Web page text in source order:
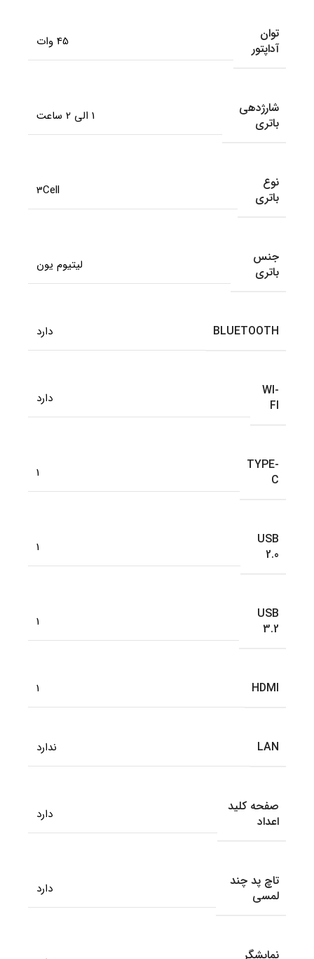
توان
آداپتور
45 وات
شارژدهی
باتری
1 الی 2 ساعت
نوع
باتری
3Cell
جنس
باتری
لیتیوم یون
BLUETOOTH دارد
WI-
FI
دارد
TYPE-
C
1
USB
2.0
1
USB
3.2
1
HDMI
1
LAN ندارد
صفحه کلید
اعداد
دارد
تاچ پد چند
لمسی
دارد
نمایشگر